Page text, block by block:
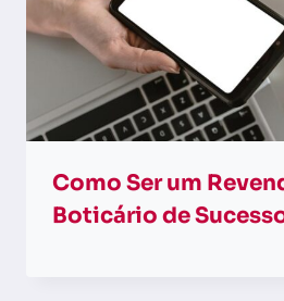
Como Ser um
Boticário de